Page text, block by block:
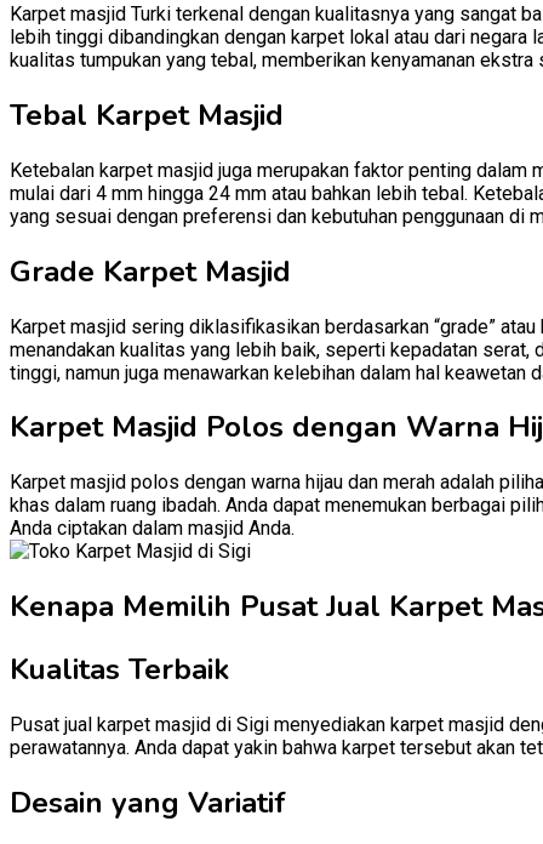
Karpet masjid Turki terkenal dengan kualitasnya yang sangat
lebih tinggi dibandingkan dengan karpet lokal atau dari negara
kualitas tumpukan yang tebal, memberikan kenyamanan
Tebal Karpet Masjid
Ketebalan karpet masjid juga merupakan faktor penting
mulai dari 4 mm hingga 24 mm atau bahkan lebih tebal.
yang sesuai dengan preferensi dan kebutuhan penggunaan di
Grade Karpet Masjid
Karpet masjid sering diklasifikasikan berdasarkan “grade”
menandakan kualitas yang lebih baik, seperti kepadatan
tinggi, namun juga menawarkan kelebihan dalam hal keawetan
Karpet Masjid Polos dengan Warna
Karpet masjid polos dengan warna hijau dan merah adalah
khas dalam ruang ibadah. Anda dapat menemukan berbagai
Anda ciptakan dalam masjid Anda.
Kenapa Memilih Pusat Jual Karpet
Kualitas Terbaik
Pusat jual karpet masjid di Sigi menyediakan karpet masjid
perawatannya. Anda dapat yakin bahwa karpet tersebut akan
Desain yang Variatif